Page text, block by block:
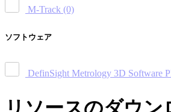
M-Track (0)
ソフトウェア
DefinSight Metrology 3D Software